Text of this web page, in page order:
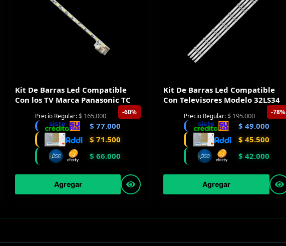
Kit De Barras Led Compatible
Con los TV Marca Panasonic TC
-60%
Precio Regular:$165.000
$ 77.000
$ 71.500
$ 66.000
Agregar
Kit De Barras Led Compatible
Con Televisores Modelo 32LS34
-78%
Precio Regular:$195.000
$ 49.000
$ 45.500
$ 42.000
Agregar